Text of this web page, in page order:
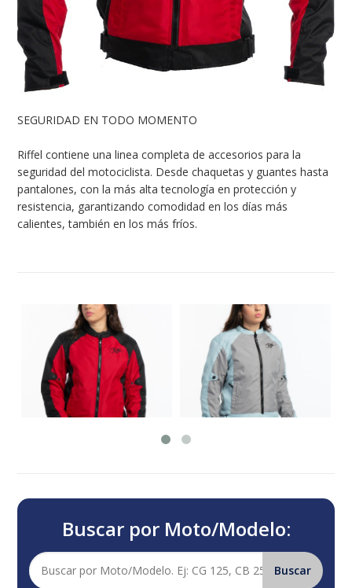
SEGURIDAD EN TODO MOMENTO
Riffel contiene una linea completa de accesorios para la
seguridad del motociclista. Desde chaquetas y guantes hasta
pantalones, con la más alta tecnología en protección y
resistencia, garantizando comodidad en los días más
calientes, también en los más fríos.
Buscar por Moto/Modelo: